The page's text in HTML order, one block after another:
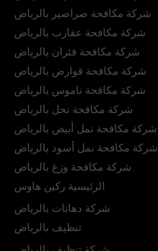
شركة مكافحة صراصير بالرياض
شركة مكافحة عقارب بالرياض
شركة مكافحة فئران بالرياض
شركة مكافحة قوارض بالرياض
شركة مكافحة ناموس بالرياض
شركة مكافحة نحل بالرياض
شركة مكافحة نمل أبيض بالرياض
شركة مكافحة نمل أسود بالرياض
شركة مكافحة وزغ بالرياض
الرئيسية ركين هاوس
شركة دهانات بالرياض
تنظيف بالرياض